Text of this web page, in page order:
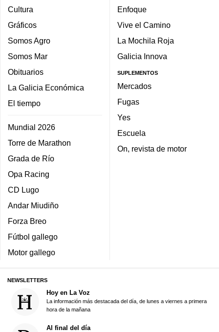
Cultura
Gráficos
Somos Agro
Somos Mar
Obituarios
La Galicia Económica
El tiempo
Mundial 2026
Torre de Marathon
Grada de Río
Opa Racing
CD Lugo
Andar Miudiño
Forza Breo
Fútbol gallego
Motor gallego
Enfoque
Vive el Camino
La Mochila Roja
Galicia Innova
SUPLEMENTOS
Mercados
Fugas
Yes
Escuela
On, revista de motor
NEWSLETTERS
Hoy en La Voz
La información más destacada del día, de lunes a viernes a primera
hora de la mañana
Al final del día